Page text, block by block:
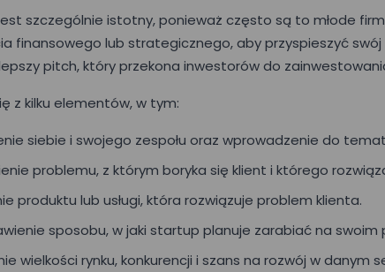
szczególnie istotny, ponieważ często są to młode
finansowego lub strategicznego, aby przyspieszyć
pitch, który przekona inwestorów do
z kilku elementów, w tym:
siebie i swojego zespołu oraz wprowadzenie do
problemu, z którym boryka się klient i którego
produktu lub usługi, która rozwiązuje problem klienta.
sposobu, w jaki startup planuje zarabiać na swoim
wielkości rynku, konkurencji i szans na rozwój w danym